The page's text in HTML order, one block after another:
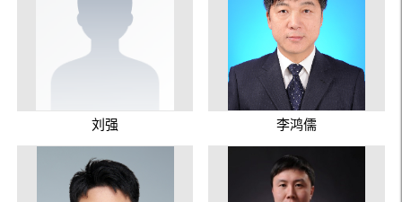
刘强 李鸿儒